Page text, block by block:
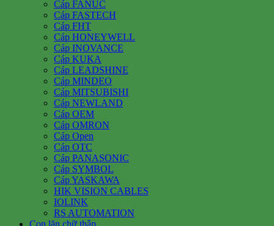
Cáp FANUC
Cáp FASTECH
Cáp FHT
Cáp HONEYWELL
Cáp INOVANCE
Cáp KUKA
Cáp LEADSHINE
Cáp MINDEO
Cáp MITSUBISHI
Cáp NEWLAND
Cáp OEM
Cáp OMRON
Cáp Open
Cáp OTC
Cáp PANASONIC
Cáp SYMBOL
Cáp YASKAWA
HIK VISION CABLES
IOLINK
RS AUTOMATION
Con lăn chữ thập